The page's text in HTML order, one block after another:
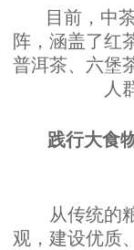
目前，中
阵，涵盖了红
普洱茶、六堡
人
践行大食
从传统的
观，建设优质